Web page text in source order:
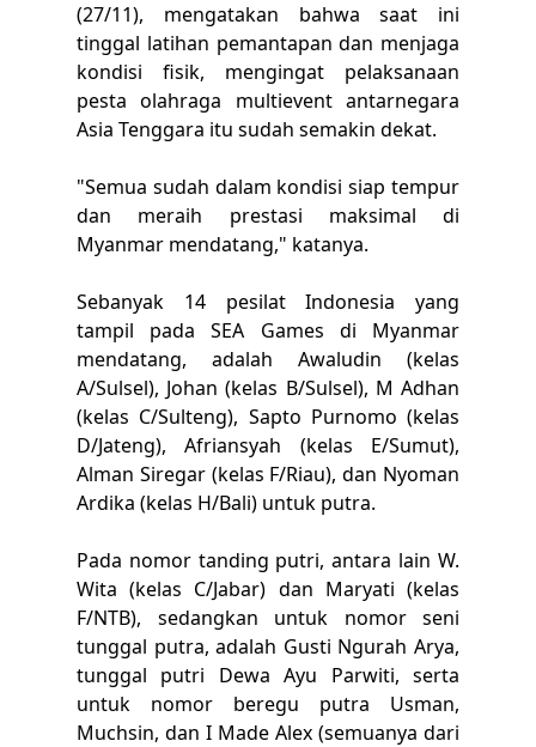
(27/11), mengatakan bahwa saat ini
tinggal latihan pemantapan dan menjaga
kondisi fisik, mengingat pelaksanaan
pesta olahraga multievent antarnegara
Asia Tenggara itu sudah semakin dekat.
"Semua sudah dalam kondisi siap tempur
dan meraih prestasi maksimal di
Myanmar mendatang," katanya.
Sebanyak 14 pesilat Indonesia yang
tampil pada SEA Games di Myanmar
mendatang, adalah Awaludin (kelas
A/Sulsel), Johan (kelas B/Sulsel), M Adhan
(kelas C/Sulteng), Sapto Purnomo (kelas
D/Jateng), Afriansyah (kelas E/Sumut),
Alman Siregar (kelas F/Riau), dan Nyoman
Ardika (kelas H/Bali) untuk putra.
Pada nomor tanding putri, antara lain W.
Wita (kelas C/Jabar) dan Maryati (kelas
F/NTB), sedangkan untuk nomor seni
tunggal putra, adalah Gusti Ngurah Arya,
tunggal putri Dewa Ayu Parwiti, serta
untuk nomor beregu putra Usman,
Muchsin, dan I Made Alex (semuanya dari